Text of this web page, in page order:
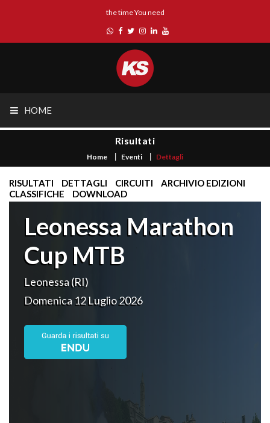
the time You need
HOME
Risultati
Home Eventi Dettagli
RISULTATI DETTAGLI CIRCUITI
ARCHIVIO EDIZIONI
CLASSIFICHE
DOWNLOAD
Leonessa Marathon
Cup MTB
Leonessa (RI)
Domenica 12 Luglio 2026